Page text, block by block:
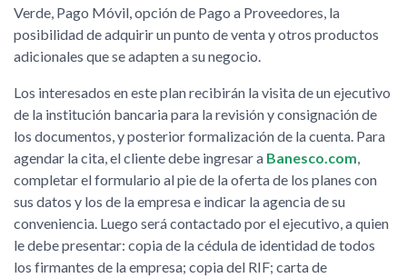
Verde, Pago Móvil, opción de Pago a Proveedores, la
posibilidad de adquirir un punto de venta y otros productos
adicionales que se adapten a su negocio.
Los interesados en este plan recibirán la visita de un ejecutivo
de la institución bancaria para la revisión y consignación de
los documentos, y posterior formalización de la cuenta. Para
agendar la cita, el cliente debe ingresar a Banesco.com
completar el formulario al pie de la oferta de los planes con
sus datos y los de la empresa e indicar la agencia de su
conveniencia. Luego será contactado por el ejecutivo, a quien
le debe presentar: copia de la cédula de identidad de todos
los firmantes de la empresa; copia del RIF; carta de